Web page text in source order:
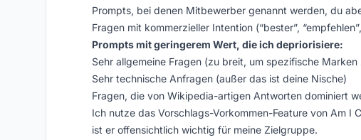
Prompts, bei denen Mitbewerber genannt werden, du
Fragen mit kommerzieller Intention (“bester”,
Prompts mit geringerem Wert, die ich depriorisiere:
Sehr allgemeine Fragen (zu breit, um spezifische Marken
Sehr technische Anfragen (außer das ist deine Nische)
Fragen, die von Wikipedia-artigen Antworten dominiert
Ich nutze das Vorschlags-Vorkommen-Feature von Am I
ist er offensichtlich wichtig für meine Zielgruppe.